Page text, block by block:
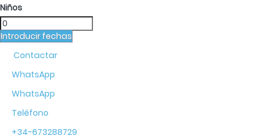
Niños
Introducir fechas
Contactar
WhatsApp
WhatsApp
Teléfono
+34-673288729